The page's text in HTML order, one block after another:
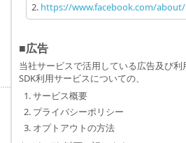
https://www.facebook.com/
■広告
当社サービスで活用している広告及び
SDK利用サービスについての、
サービス概要
プライバシーポリシー
オプトアウトの方法